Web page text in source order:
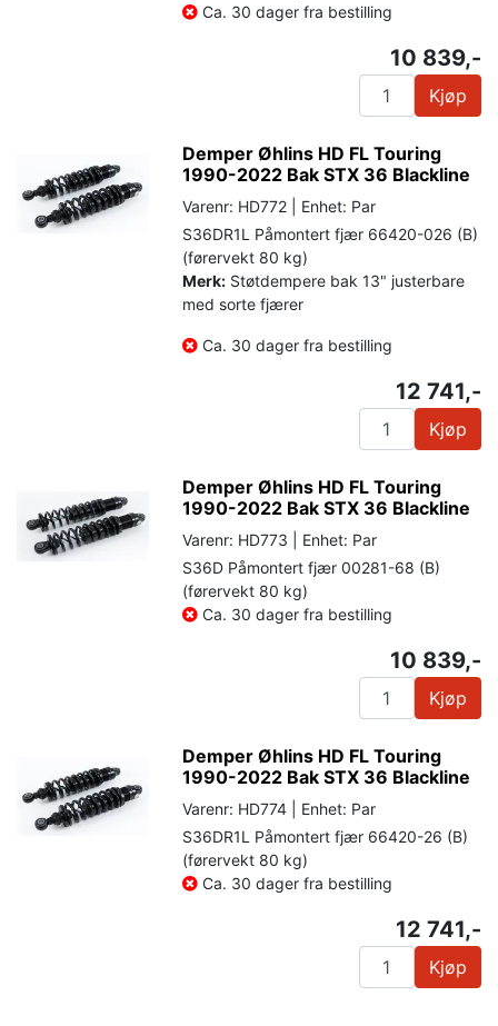
Ca. 30 dager fra bestilling
10 839,-
Kjøp
Demper Øhlins HD FL Touring
1990-2022 Bak STX 36 Blackline
Varenr: HD772 | Enhet: Par
S36DR1L Påmontert fjær 66420-026 (B)
(førervekt 80 kg)
Merk: Støtdempere bak 13" justerbare
med sorte fjærer
Ca. 30 dager fra bestilling
12 741,-
Kjøp
Demper Øhlins HD FL Touring
1990-2022 Bak STX 36 Blackline
Varenr: HD773 | Enhet: Par
S36D Påmontert fjær 00281-68 (B)
(førervekt 80 kg)
Ca. 30 dager fra bestilling
10 839,-
Kjøp
Demper Øhlins HD FL Touring
1990-2022 Bak STX 36 Blackline
Varenr: HD774 | Enhet: Par
S36DR1L Påmontert fjær 66420-26 (B)
(førervekt 80 kg)
Ca. 30 dager fra bestilling
12 741,-
Kjøp